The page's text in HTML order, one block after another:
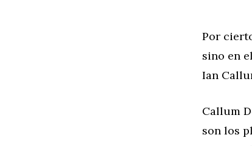
Por
sino en
Ian
Callum
son los